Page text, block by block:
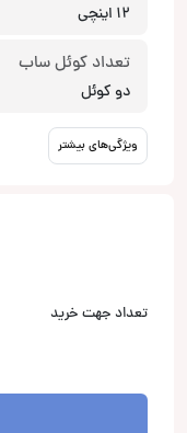
12 اینچی
تعداد کوئل ساب
دو کوئل
ویژگی‌های بیشتر
تعداد جهت خرید